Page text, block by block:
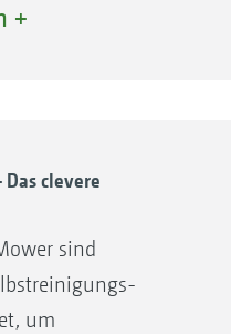
+
Das clevere
sind
um